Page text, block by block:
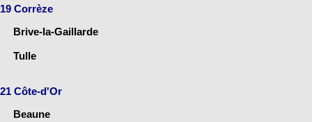
19 Corrèze
Brive-la-Gaillarde
Tulle
21 Côte-d'Or
Beaune